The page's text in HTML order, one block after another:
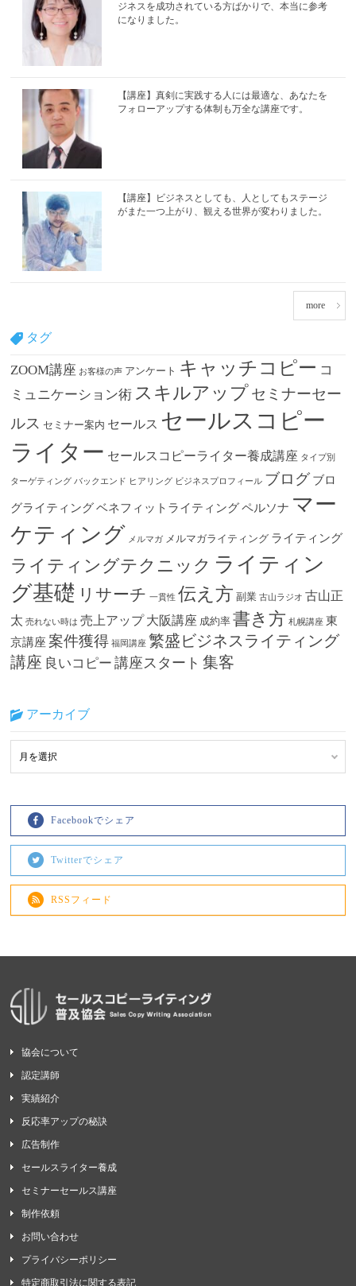
ジネスを成功されている方ばかりで、本当に参考
になりました。
【講座】真剣に実践する人には最適な、あなたを
フォローアップする体制も万全な講座です。
【講座】ビジネスとしても、人としてもステージ
がまた一つ上がり、観える世界が変わりました。
more
タグ
ZOOM講座 お客様の声 アンケート キャッチコピー コ
ミュニケーション術 スキルアップセミナーセー
ルス セミナー案内 セールス セールスコピー
ライター セールスコピーライター養成講座 タイプ別
ターゲティング バックエンド ヒアリング ビジネスプロフィール ブログ ブロ
グライティング ベネフィットライティング ペルソナ マー
ケティング メルマガ メルマガライティング ライティング
ライティングテクニック ライティン
グ基礎 リサーチ 一貫性 伝え方 副業 古山ラジオ 古山正
太 売れない時は 売上アップ 大阪講座 成約率 書き方 札幌講座 東
京講座 案件獲得 福岡講座 繁盛ビジネスライティング
講座 良いコピー 講座スタート 集客
アーカイブ
Facebookでシェア
Twitterでシェア
RSSフィード
協会について
認定講師
実績紹介
反応率アップの秘訣
広告制作
セールスライター養成
セミナーセールス講座
制作依頼
お問い合わせ
プライバシーポリシー
特定商取引法に関する表記